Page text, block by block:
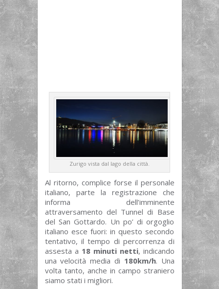
Zurigo vista dal lago della città.
Al ritorno, complice forse il personale
italiano, parte la registrazione che
informa dell’imminente
attraversamento del Tunnel di Base
del San Gottardo. Un po’ di orgoglio
italiano esce fuori: in questo secondo
tentativo, il tempo di percorrenza di
assesta a 18 minuti netti, indicando
una velocità media di 180km/h. Una
volta tanto, anche in campo straniero
siamo stati i migliori.